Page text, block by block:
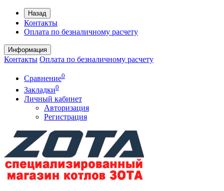
Назад
Контакты
Оплата по безналичному расчету
Информация
Контакты Оплата по безналичному расчету
Сравнение0
Закладки0
Личный кабинет
Авторизация
Регистрация